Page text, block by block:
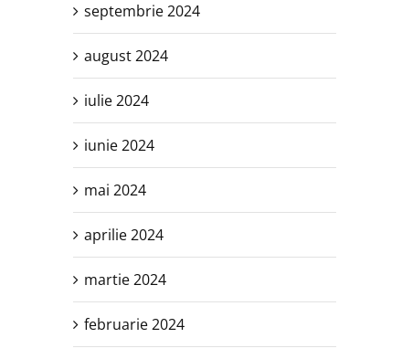
septembrie 2024
august 2024
iulie 2024
iunie 2024
mai 2024
aprilie 2024
martie 2024
februarie 2024